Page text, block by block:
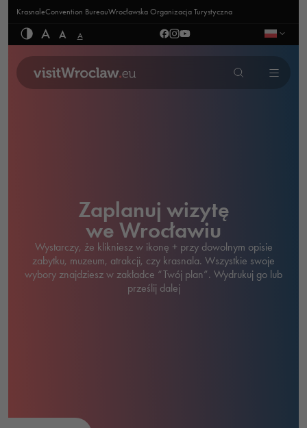
KrasnaleConvention BureauWrocławska Organizacja Turystyczna
A A A
Zaplanuj wizytę
we Wrocławiu
Wystarczy, że klikniesz w ikonę + przy dowolnym opisie
zabytku, muzeum, atrakcji, czy krasnala. Wszystkie swoje
wybory znajdziesz w zakładce “Twój plan”. Wydrukuj go lub
prześlij dalej